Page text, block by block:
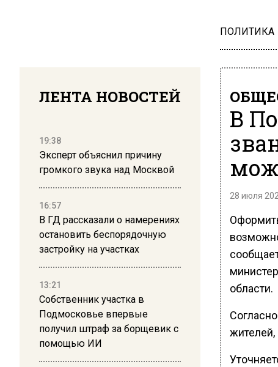
ПОЛИТИКА
ЛЕНТА НОВОСТЕЙ
19:38
Эксперт объяснил причину
громкого звука над Москвой
16:57
В ГД рассказали о намерениях
остановить беспорядочную
застройку на участках
13:21
Собственник участка в
Подмосковье впервые
получил штраф за борщевик с
помощью ИИ
В
28 июля
области.
жителей,